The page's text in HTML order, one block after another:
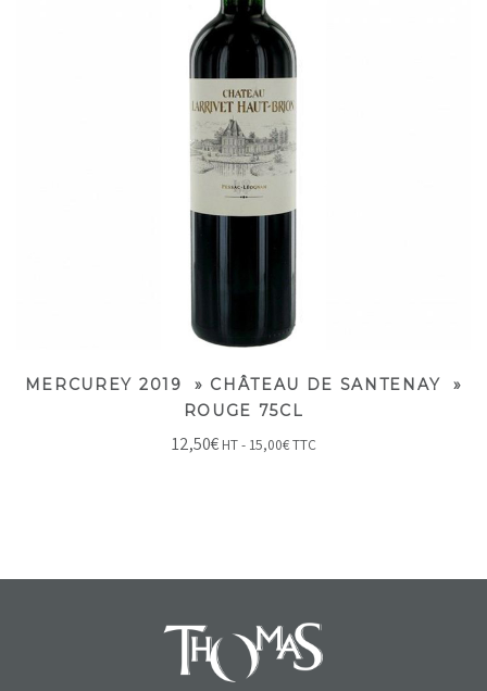
MERCUREY 2019 » CHÂTEAU DE SANTENAY »
ROUGE 75CL
12,50€ HT - 15,00€TTC